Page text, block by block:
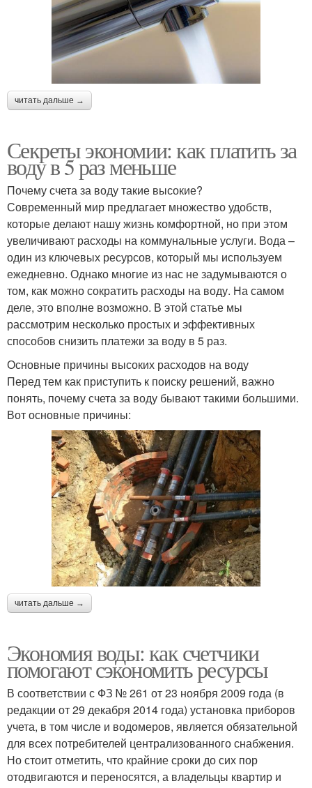
читать дальше →
Секреты экономии: как платить за
воду в 5 раз меньше
Почему счета за воду такие высокие?
Современный мир предлагает множество удобств,
которые делают нашу жизнь комфортной, но при этом
увеличивают расходы на коммунальные услуги. Вода –
один из ключевых ресурсов, который мы используем
ежедневно. Однако многие из нас не задумываются о
том, как можно сократить расходы на воду. На самом
деле, это вполне возможно. В этой статье мы
рассмотрим несколько простых и эффективных
способов снизить платежи за воду в 5 раз.
Основные причины высоких расходов на воду
Перед тем как приступить к поиску решений, важно
понять, почему счета за воду бывают такими большими.
Вот основные причины:
читать дальше →
Экономия воды: как счетчики
помогают сэкономить ресурсы
В соответствии с ФЗ № 261 от 23 ноября 2009 года (в
редакции от 29 декабря 2014 года) установка приборов
учета, в том числе и водомеров, является обязательной
для всех потребителей централизованного снабжения.
Но стоит отметить, что крайние сроки до сих пор
отодвигаются и переносятся, а владельцы квартир и